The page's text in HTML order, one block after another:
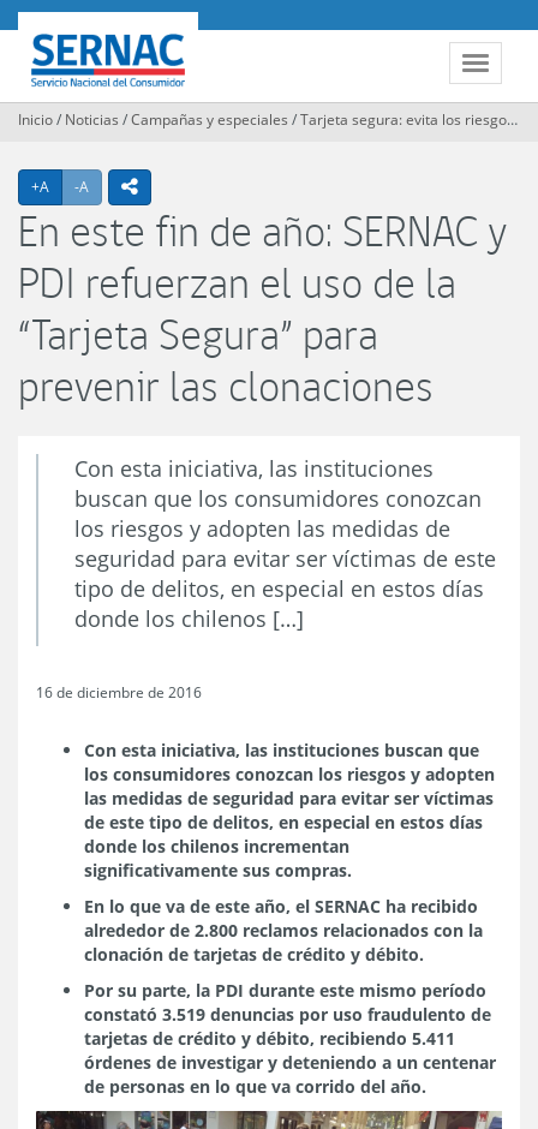
Contenido
principal
Toggle
SERNAC
Inicio/ Noticias /Campañas y especiales /Tarjeta segura: evita los riesgos de la clonación
+A Agrandar texto
-A Achicar textoicono compartir
En este fin de año: SERNAC y
PDI refuerzan el uso de la
“Tarjeta Segura” para
prevenir las clonaciones
Con esta iniciativa, las instituciones
buscan que los consumidores conozcan
los riesgos y adopten las medidas de
seguridad para evitar ser víctimas de este
tipo de delitos, en especial en estos días
donde los chilenos […]
16 de diciembre de 2016
Con esta iniciativa, las instituciones buscan que
los consumidores conozcan los riesgos y adopten
las medidas de seguridad para evitar ser víctimas
de este tipo de delitos, en especial en estos días
donde los chilenos incrementan
significativamente sus compras.
En lo que va de este año, el SERNAC ha recibido
alrededor de 2.800 reclamos relacionados con la
clonación de tarjetas de crédito y débito.
Por su parte, la PDI durante este mismo período
constató 3.519 denuncias por uso fraudulento de
tarjetas de crédito y débito, recibiendo 5.411
órdenes de investigar y deteniendo a un centenar
de personas en lo que va corrido del año.